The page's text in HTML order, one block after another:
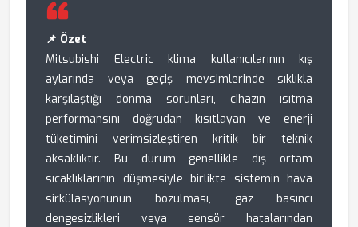
📌 Özet
Mitsubishi Electric klima kullanıcılarının kış
aylarında veya geçiş mevsimlerinde sıklıkla
karşılaştığı donma sorunları, cihazın ısıtma
performansını doğrudan kısıtlayan ve enerji
tüketimini verimsizleştiren kritik bir teknik
aksaklıktır. Bu durum genellikle dış ortam
sıcaklıklarının düşmesiyle birlikte sistemin hava
sirkülasyonunun bozulması, gaz basıncı
dengesizlikleri veya sensör hatalarından